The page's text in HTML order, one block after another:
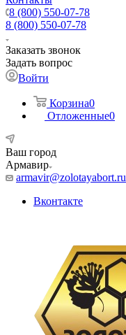
8 (800) 550-07-78
8 (800) 550-07-78
Заказать звонок
Задать вопрос
Войти
Корзина0
Отложенные0
Ваш город
Армавир
armavir@zolotayabort.ru
Вконтакте